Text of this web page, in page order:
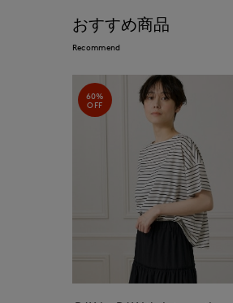
おすすめ商品
Recommend
60%
OFF